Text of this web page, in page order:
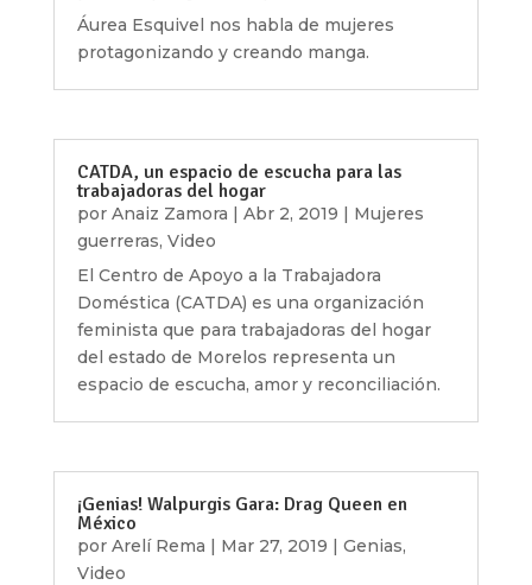
Áurea Esquivel nos habla de mujeres
protagonizando y creando manga.
CATDA, un espacio de escucha para las
trabajadoras del hogar
por Anaiz Zamora | Abr 2, 2019 | Mujeres
guerreras, Video
El Centro de Apoyo a la Trabajadora
Doméstica (CATDA) es una organización
feminista que para trabajadoras del hogar
del estado de Morelos representa un
espacio de escucha, amor y reconciliación.
¡Genias! Walpurgis Gara: Drag Queen en
México
por Arelí Rema | Mar 27, 2019 | Genias,
Video